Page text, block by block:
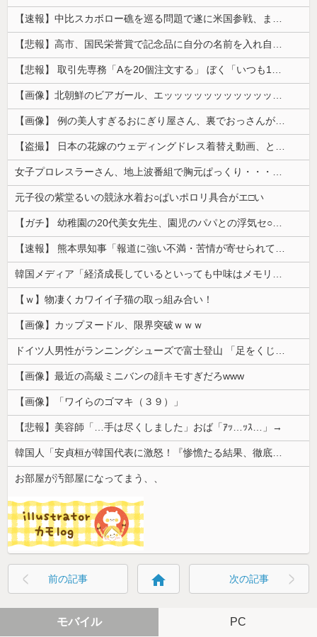
【速報】中比スカボロー礁を巡る問題で遂に米国参戦、まさかのこっち擁護であっち批判！！
【悲報】高市、国民栄誉賞で記念品に自分の名前を入れ自分メインのPV撮影して炎上中w w w w w w w w w
【悲報】 取引先専務「Aを20個注文する」 ぼく「いつも1～2個しか使わないけど本当に20であってる？」 取専「あってる」→結果『こう』なったんだが...
【画像】北朝鮮のビアガール、エッッッッッッッッッッッッッッッッッ！
【画像】 例の美人すぎるおにぎり屋さん、裏でおっさんが握っていたｗｗｗｗｗｗｗｗｗｗｗｗｗｗｗｗｗ
【盗撮】 日本の花嫁のウェディングドレス着替え動画、とんでもない神乳だと海外で話題に
女子プロレスラーさん、地上波番組で胸元ぱっくり・・・（※画像あり）
元子役の紫堂るいの競泳水着お○ぱいポロリ具合がエ□い
【ガチ】 幼稚園の20代美女先生、園児のパパとの浮気セ○クス動画が流出して終わる
【速報】 熊本県知事「報道に強い不満・苦情が寄せられている」→TBSの報道特集がまさにそれな件
韓国メディア「経済成長しているといっても中味はメモリ価格だけ。雇用増加見通しが半減してしまった」……韓国の内需不況は根強い状況っすね
【ｗ】物凄くカワイイ子猫の取っ組み合い！
【画像】カップヌードル、限界突破ｗｗｗ
ドイツ人男性がランニングシューズで富士登山 「足をくじいて動けない」
【画像】最近の高級ミニバンの顔キモすぎだろwww
【画像】「ワイらのゴマキ（３９）」
【悲報】美容師「…手は尽くしました」おば「ｱｯ…ｯｽ…」→
韓国人「安貞桓が韓国代表に激怒！『惨憺たる結果、徹底的な刷新が必要だ』と監督や協会を痛烈批判」
お部屋が汚部屋になってまう、、
前の記事 home 次の記事
モバイル PC